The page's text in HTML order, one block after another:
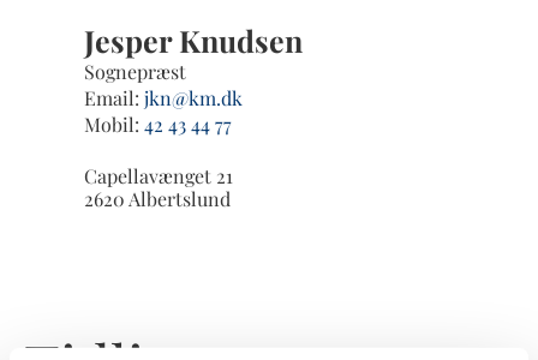
Jesper Knudsen
Sognepræst
Email: jkn@km.dk
Mobil: 42 43 44 77
Capellavænget 21
2620 Albertslund